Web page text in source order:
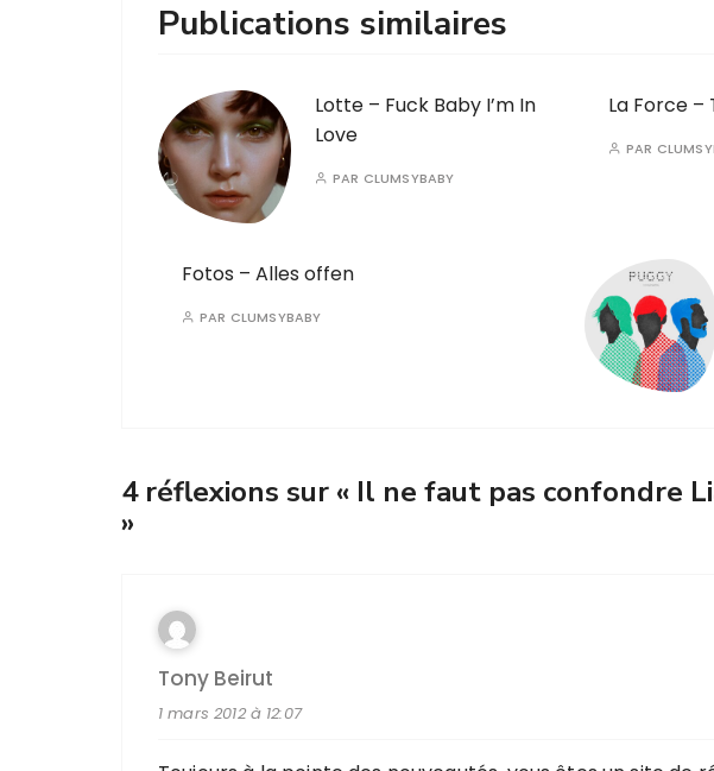
Publications similaires
Lotte – Fuck Baby I’m In
Love
PAR CLUMSYBABY
La Force –
PAR
Fotos – Alles offen
PAR CLUMSYBABY
4 réflexions sur « Il ne faut pas confondre
»
Tony Beirut
1 mars 2012 à 12:07